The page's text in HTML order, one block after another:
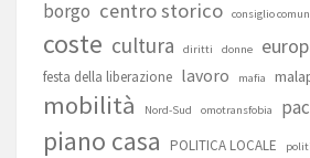
borgo centro storico consiglio
coste cultura diritti donne
festa della liberazione lavoro mafia
mobilità Nord-Sud omotransfobia
piano casa POLITICA LOCALE